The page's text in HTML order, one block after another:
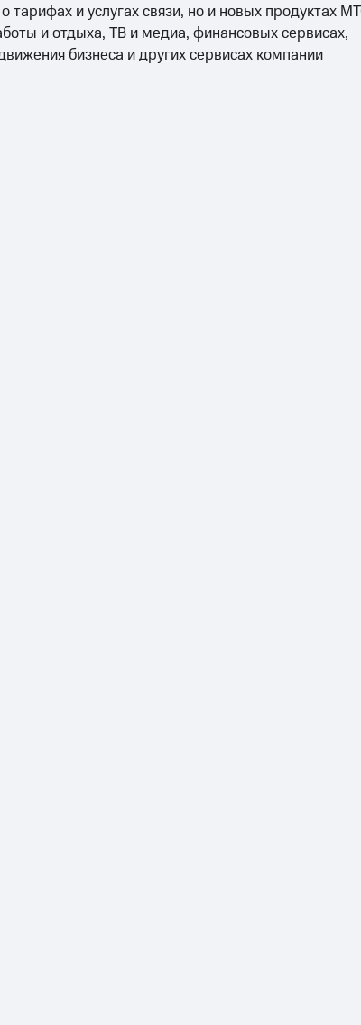
тарифах и услугах связи, но и новых продуктах
и отдыха, ТВ и медиа, финансовых сервисах,
бизнеса и других сервисах компании